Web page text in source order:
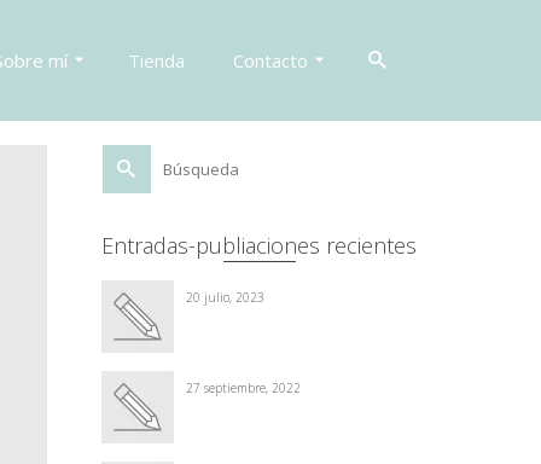
mí Tienda Contacto
Buscar
por:
Entradas-publiaciones recientes
20 julio, 2023
27 septiembre, 2022